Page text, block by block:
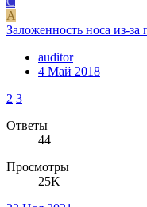
A
Заложенность носа из-
auditor
4 Май 2018
2 3
Ответы
44
Просмотры
25K